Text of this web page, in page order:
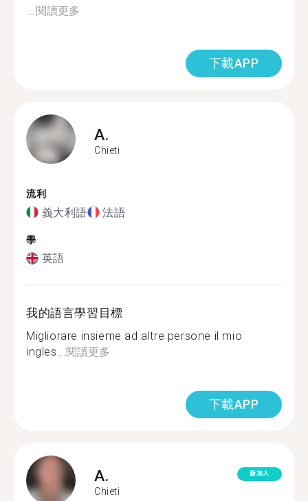
...閱讀更多
下載APP
A.
Chieti
流利
義大利語 法語
學
英語
我的語言學習目標
Migliorare insieme ad altre persone il mio
ingles...閱讀更多
下載APP
A.
Chieti
新加入